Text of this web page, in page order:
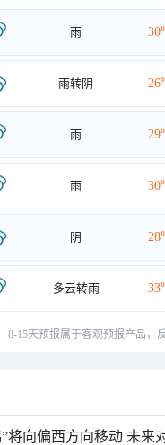
雨
雨转阴
雨
雨
阴
多云转雨
8-15天预报属于客观预报产品，
将向偏西方向移动 未来